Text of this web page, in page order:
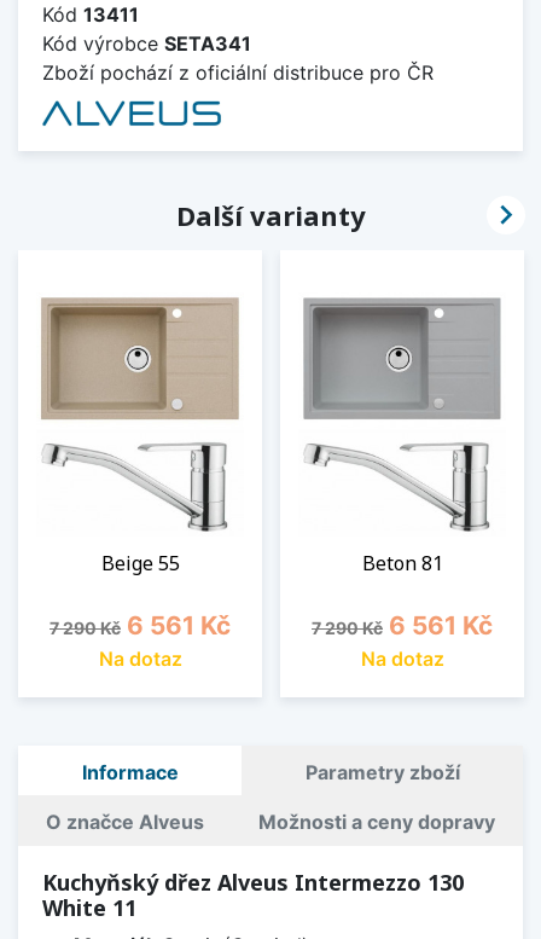
Kód 13411
Kód výrobce SETA341
Zboží pochází z oficiální distribuce pro ČR
Další varianty
Beige 55
Běžná cena
7 290 Kč Cena
6 561 Kč
Na dotaz
Beton 81
Běžná cena
7 290 Kč Cena
6 561 Kč
Na dotaz

Informace Parametry zboží
O značce Alveus Možnosti a ceny dopravy
Kuchyňský dřez Alveus Intermezzo 130
White 11